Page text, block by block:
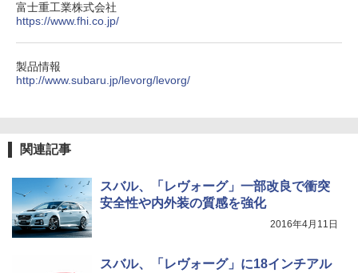
富士重工業株式会社
https://www.fhi.co.jp/
製品情報
http://www.subaru.jp/levorg/levorg/
関連記事
スバル、「レヴォーグ」一部改良で衝突
安全性や内外装の質感を強化
2016年4月11日
スバル、「レヴォーグ」に18インチアル